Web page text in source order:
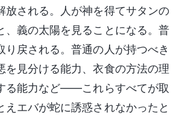
放される。人が神を得てサタンの
、義の太陽を見ることになる。普
り戻される。普通の人が持つべき
見分ける能力、衣食の方法の理
る能力など――これらすべてが取
えエバが蛇に誘惑されなかったと